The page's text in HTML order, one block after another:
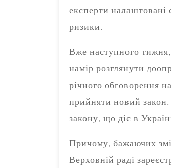
експерти налаштовані
ризики.
Вже наступного тижня,
намір розглянути
річного обговорення
прийняти новий
закону, що діє в
Причому, бажаючих
Верховній раді